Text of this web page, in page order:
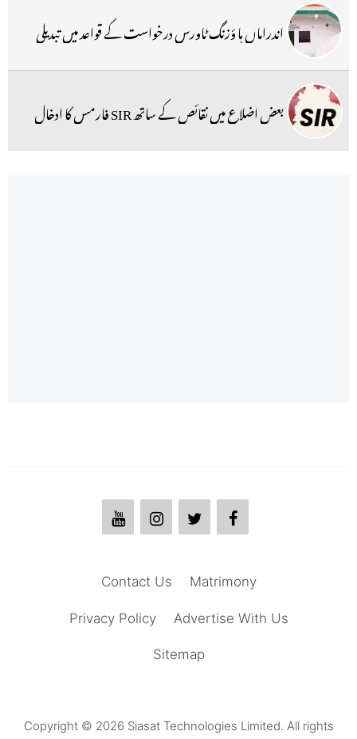
اندراماں ہا ؤزنگ ٹاورس درخواست کے قواعد میں تبدیلی
بعض اضلاع میں نقائص کے ساتھ SIR فارمس کا ادخال
Matrimony
Contact Us
Advertise With Us
Privacy Policy
Sitemap
Copyright © 2026 Siasat Technologies Limited. All rights